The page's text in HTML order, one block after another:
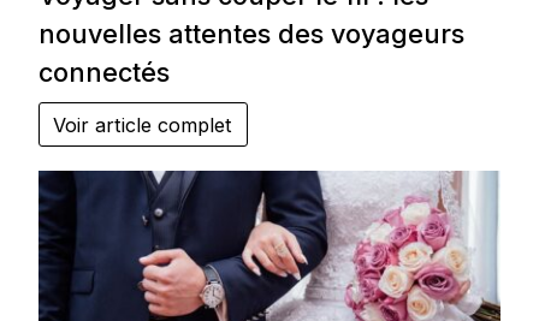
nouvelles attentes des voyageurs
connectés
Voir article complet